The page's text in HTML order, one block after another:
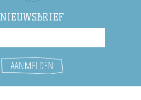
NIEUWSBRIEF